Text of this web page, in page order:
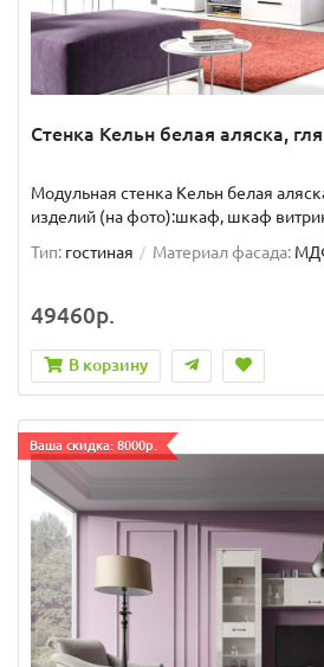
Стенка Кельн белая аляска,
Модульная стенка Кельн белая
изделий (на фото):шкаф, шкаф
Тип: гостиная Материал фасада:
49460р.
В корзину
Ваша скидка: 8000р.